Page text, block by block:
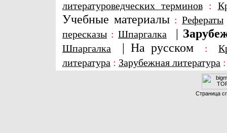
литературоведческих терминов:
Учебные материалы : Рефераты
пересказы : Шпаргалка |
Шпаргалка | На русском :
литература : Зарубежная литература
Страница